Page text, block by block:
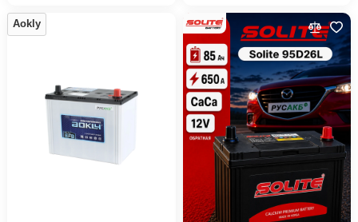
Aokly